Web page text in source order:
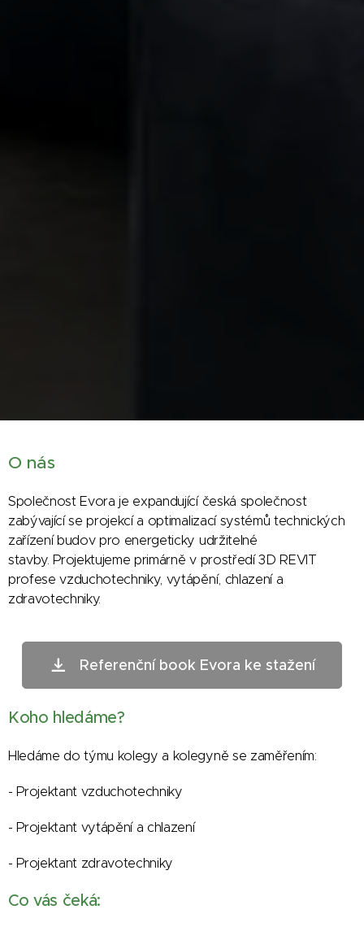
O nás
Společnost Evora je expandující česká společnost
zabývající se projekcí a optimalizací systémů technických
zařízení budov pro energeticky udržitelné
stavby. Projektujeme primárně v prostředí 3D REVIT
profese vzduchotechniky, vytápění, chlazení a
zdravotechniky.
Referenční book Evora ke stažení
Koho hledáme?
Hledáme do týmu kolegy a kolegyně se zaměřením:
- Projektant vzduchotechniky
- Projektant vytápění a chlazení
- Projektant zdravotechniky
Co vás čeká: